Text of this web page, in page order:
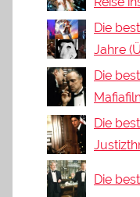
Die
Jahre
Die
Die
Die